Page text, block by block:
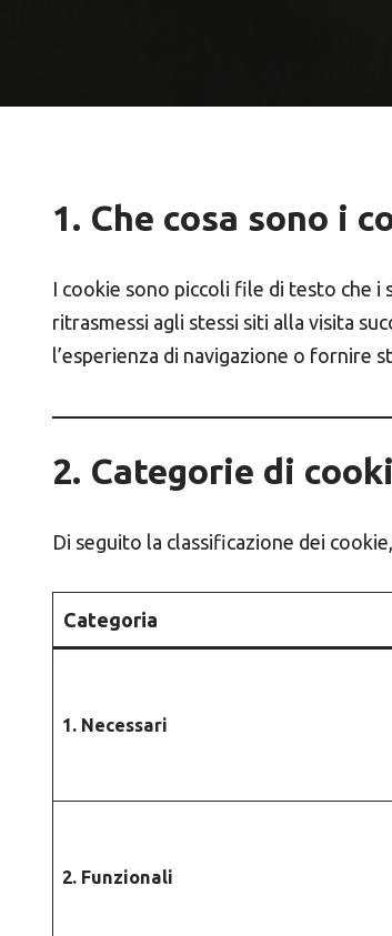
1. Che cosa sono i
I cookie sono piccoli file di testo che
ritrasmessi agli stessi siti alla visita
l’esperienza di navigazione o fornire
2. Categorie di
Di seguito la classificazione dei
Categoria
1. Necessari
2. Funzionali